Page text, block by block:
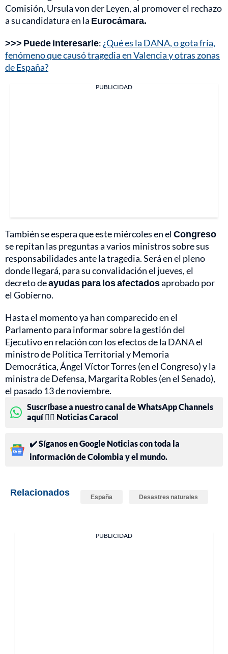
Comisión, Ursula von der Leyen, al promover el rechazo
a su candidatura en la Eurocámara.
>>> Puede interesarle: ¿Qué es la DANA, o gota fría,
fenómeno que causó tragedia en Valencia y otras zonas
de España?
PUBLICIDAD
También se espera que este miércoles en elCongreso
se repitan las preguntas a varios ministros sobre sus
responsabilidades ante la tragedia. Será en el pleno
donde llegará, para su convalidación el jueves, el
decreto deayudas para los afectadosaprobado por
el Gobierno.
Hasta el momento ya han comparecido en el
Parlamento para informar sobre la gestión del
Ejecutivo en relación con los efectos de la DANA el
ministro de Política Territorial y Memoria
Democrática, Ángel Víctor Torres (en el Congreso) y la
ministra de Defensa, Margarita Robles (en el Senado),
el pasado 13 de noviembre.
Suscríbase a nuestro canal de WhatsApp Channels
aquí 👉🏻 Noticias Caracol
✔️ Síganos en Google Noticias con toda la
información de Colombia y el mundo.
Relacionados España Desastres naturales
PUBLICIDAD